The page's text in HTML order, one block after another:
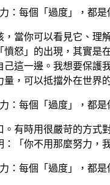
，當你可以看見它、
憤怒」的出現，其實是
己這一邊。我想要保
，可以抵擋外在世界
。有時用很嚴苛的方式
「你不用那麼努力，